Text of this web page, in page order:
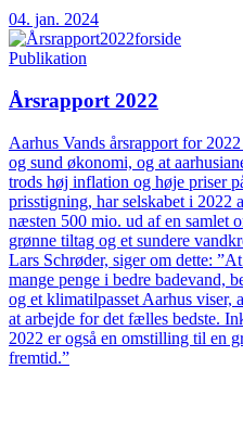
04. jan. 2024
Publikation
Årsrapport 2022
Aarhus Vands årsrapport for
og sund økonomi, og at
trods høj inflation og høje priser
prisstigning, har selskabet i 2022
næsten 500 mio. ud af en samlet
grønne tiltag og et sundere
Lars Schrøder, siger om dette:
mange penge i bedre badevand,
og et klimatilpasset Aarhus viser,
at arbejde for det fælles bedste.
2022 er også en omstilling til en
fremtid.”